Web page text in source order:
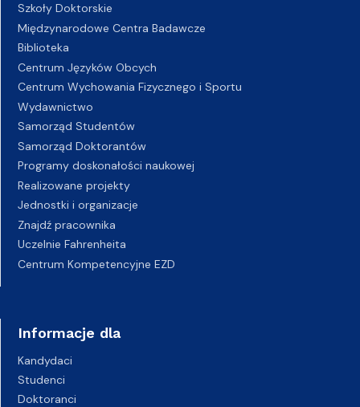
Szkoły Doktorskie
Międzynarodowe Centra Badawcze
Biblioteka
Centrum Języków Obcych
Centrum Wychowania Fizycznego i Sportu
Wydawnictwo
Samorząd Studentów
Samorząd Doktorantów
Programy doskonałości naukowej
Realizowane projekty
Jednostki i organizacje
Znajdź pracownika
Uczelnie Fahrenheita
Centrum Kompetencyjne EZD
Informacje dla
Kandydaci
Studenci
Doktoranci